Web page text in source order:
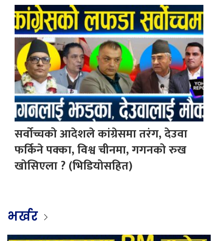
सर्वोच्चको आदेशले कांग्रेसमा तरंग, देउवा
फर्किने पक्का, विश्व चीनमा, गगनको रुख
खोसिएला ? (भिडियोसहित)
भर्खर